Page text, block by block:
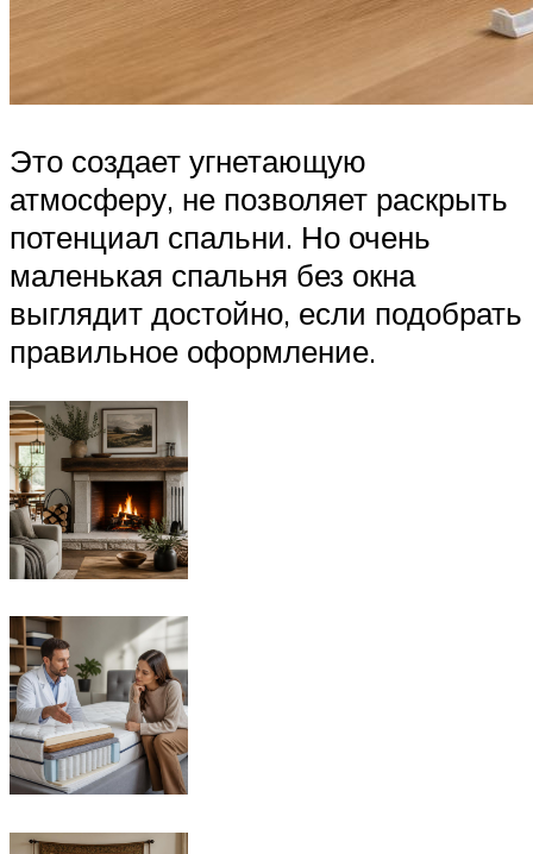
Это создает угнетающую
атмосферу, не позволяет раскрыть
потенциал спальни. Но очень
маленькая спальня без окна
выглядит достойно, если подобрать
правильное оформление.